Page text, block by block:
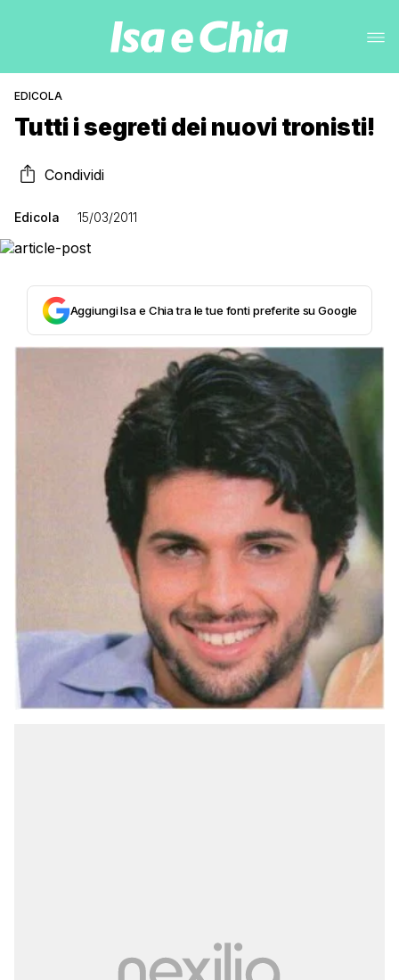
EDICOLA
Tutti i segreti dei nuovi tronisti!
Condividi
Edicola 15/03/2011
Aggiungi Isa e Chia tra le tue fonti preferite su Google